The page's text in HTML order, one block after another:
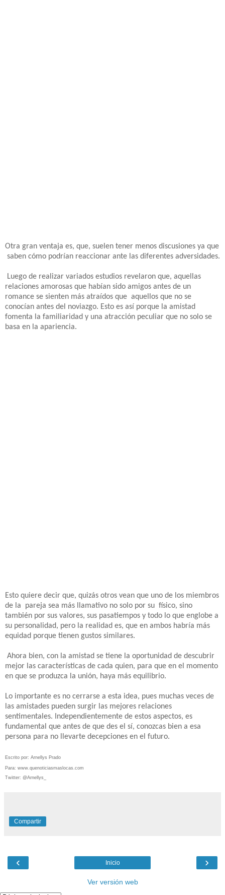
Otra gran ventaja es, que, suelen tener menos discusiones ya que
saben cómo podrían reaccionar ante las diferentes adversidades.
Luego de realizar variados estudios revelaron que, aquellas
relaciones amorosas que habían sido amigos antes de un
romance se sienten más atraídos que aquellos que no se
conocían antes del noviazgo. Esto es así porque la amistad
fomenta la familiaridad y una atracción peculiar que no solo se
basa en la apariencia.
Esto quiere decir que, quizás otros vean que uno de los miembros
de la pareja sea más llamativo no solo por su físico, sino
también por sus valores, sus pasatiempos y todo lo que englobe a
su personalidad, pero la realidad es, que en ambos habría más
equidad porque tienen gustos similares.
Ahora bien, con la amistad se tiene la oportunidad de descubrir
mejor las características de cada quien, para que en el momento
en que se produzca la unión, haya más equilibrio.
Lo importante es no cerrarse a esta idea, pues muchas veces de
las amistades pueden surgir las mejores relaciones
sentimentales. Independientemente de estos aspectos, es
fundamental que antes de que des el sí, conozcas bien a esa
persona para no llevarte decepciones en el futuro.
Escrito por: Arnellys Prado
Para: www.quenoticiasmaslocas.com
Twitter: @Arnellys_
Compartir
‹ ›
Inicio
Ver versión web